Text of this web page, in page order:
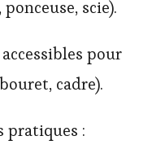
, ponceuse, scie).
pour
cadre).
pratiques :